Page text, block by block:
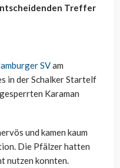
Treffer
SVam
in der Schalker Startelf
Karaman
und kamen kaum
Die Pfälzer hatten
nutzen konnten.